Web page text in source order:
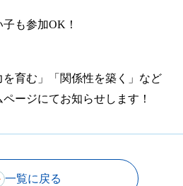
も参加OK！
を育む」「関係性を築く」など
ージにてお知らせします！
一覧に戻る